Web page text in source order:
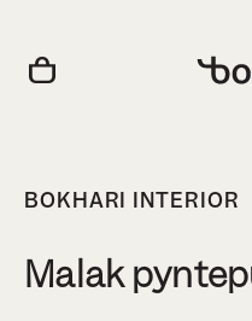
BOKHARI INTERIOR
Malak